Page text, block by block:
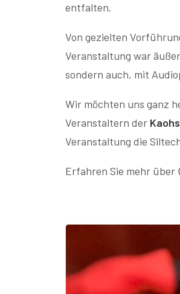
entfalten.
Von gezielten
Veranstaltung war
sondern auch, mit
Wir möchten uns ganz
Veranstaltern der
Veranstaltung die
Erfahren Sie mehr über